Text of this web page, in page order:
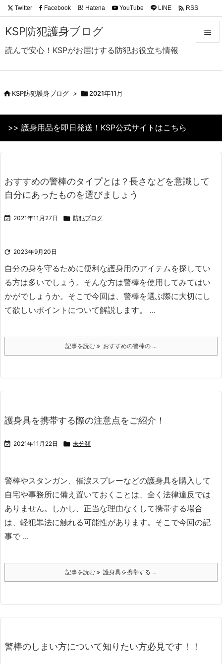
KSP防犯護身ブログ
読んで安心！KSPがお届けする防犯お役立ち情報

前へ
次へ
Twitter Facebook B! Hatena YouTube LINE  RSS
KSP防犯護身ブログ > 2021年11月
>> 護身用品を即日発送！KSP公式サイトはこちら
おすすめの警棒のタイプとは？長さなどを意識して
自分にあったものを選びましょう
 2021年11月27日  防犯ブログ
 2023年9月20日
自分の身を守るために便利な護身用のアイテムを探してい
る方は多いでしょう。 そんな方は警棒を使用してみてはい
かがでしょうか。 そこで今回は、警棒を選ぶ際に大切にし
て欲しいポイントについて解説します。
...
記事を読む おすすめの警棒の ...
護身具を携帯する際の注意点をご紹介！
 2021年11月22日  未分類
警棒やスタンガン、催涙スプレーなどの護身具を購入して
自宅や事務所に備え置いておくことは、全く法律違反では
ありません。
しかし、正当な理由なくして携帯する場合
は、軽犯罪法に触れる可能性があります。 そこで今回の記
事で ...
記事を読む 護身具を携帯する ...
警棒のしまい方について知りたい方必見です！！